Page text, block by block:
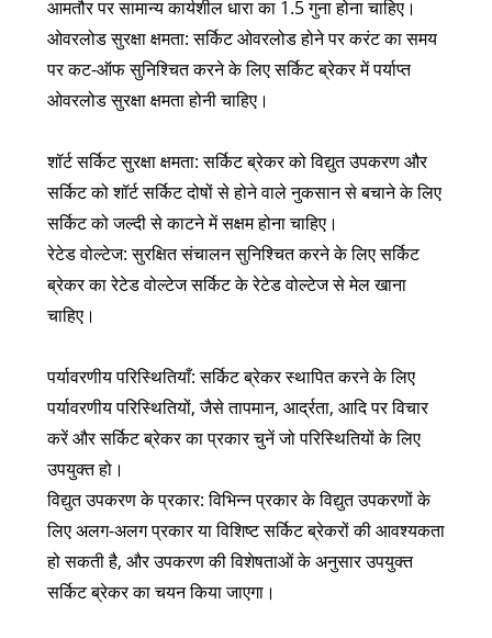
आमतौर पर सामान्य कार्यशील धारा का 1.5 गुना होना चाहिए।
ओवरलोड सुरक्षा क्षमता: सर्किट ओवरलोड होने पर करंट का समय
पर कट-ऑफ सुनिश्चित करने के लिए सर्किट ब्रेकर में पर्याप्त
ओवरलोड सुरक्षा क्षमता होनी चाहिए।
शॉर्ट सर्किट सुरक्षा क्षमता: सर्किट ब्रेकर को विद्युत उपकरण और
सर्किट को शॉर्ट सर्किट दोषों से होने वाले नुकसान से बचाने के लिए
सर्किट को जल्दी से काटने में सक्षम होना चाहिए।
रेटेड वोल्टेज: सुरक्षित संचालन सुनिश्चित करने के लिए सर्किट
ब्रेकर का रेटेड वोल्टेज सर्किट के रेटेड वोल्टेज से मेल खाना
चाहिए।
पर्यावरणीय परिस्थितियाँ: सर्किट ब्रेकर स्थापित करने के लिए
पर्यावरणीय परिस्थितियों, जैसे तापमान, आर्द्रता, आदि पर विचार
करें और सर्किट ब्रेकर का प्रकार चुनें जो परिस्थितियों के लिए
उपयुक्त हो।
विद्युत उपकरण के प्रकार: विभिन्न प्रकार के विद्युत उपकरणों के
लिए अलग-अलग प्रकार या विशिष्ट सर्किट ब्रेकरों की आवश्यकता
हो सकती है, और उपकरण की विशेषताओं के अनुसार उपयुक्त
सर्किट ब्रेकर का चयन किया जाएगा।